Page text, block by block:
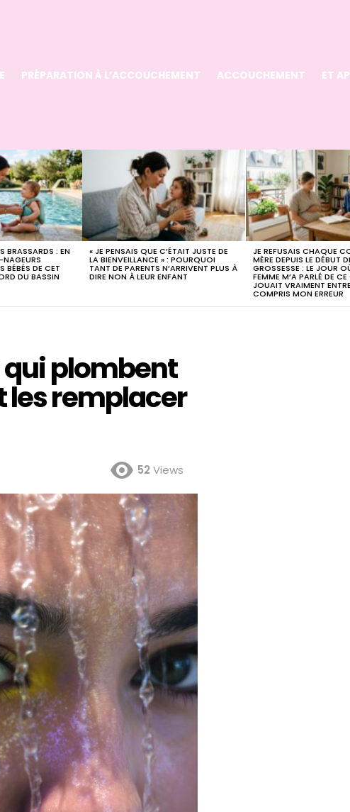
PRÉPARATION À L’ACCOUCHEMENT ACCOUCHEMENT ET
BRASSARDS : EN
BÉBÉS DE CET
DU BASSIN
« JE PENSAIS QUE C’ÉTAIT JUSTE DE
LA BIENVEILLANCE » : POURQUOI
TANT DE PARENTS N’ARRIVENT PLUS À
DIRE NON À LEUR ENFANT
JE REFUSAIS CHAQUE
MÈRE DEPUIS LE DÉBUT
GROSSESSE : LE JOUR
FEMME M’A PARLÉ DE CE
JOUAIT VRAIMENT
COMPRIS MON ERREUR
plombent
remplacer
52 Views